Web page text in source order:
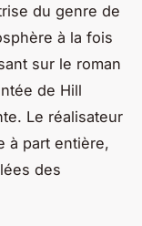
du genre de
à la fois
sur le roman
de Hill
Le réalisateur
à part entière,
des